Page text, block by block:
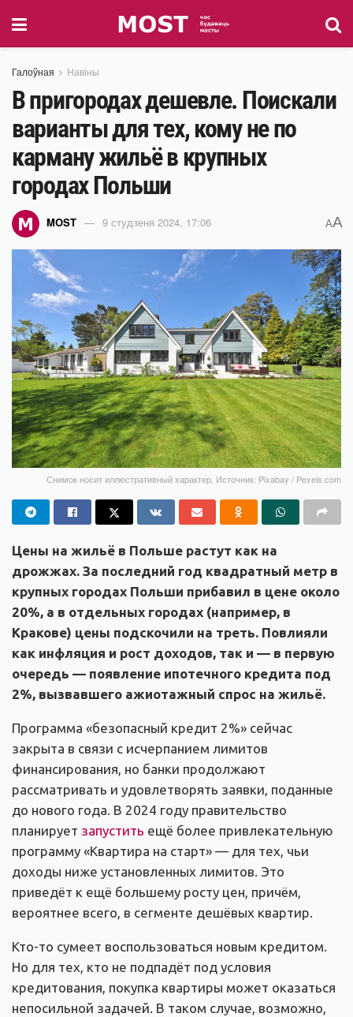
Галоўная Навіны
В пригородах дешевле. Поискали
варианты для тех, кому не по
карману жильё в крупных
городах Польши
MOST 9 студзеня 2024, 17:06 AA
Снимок носит иллюстративный характер. Источник: Pixabay / Pexels.com
Цены на жильё в Польше растут как на
дрожжах. За последний год квадратный метр в
крупных городах Польши прибавил в цене около
20%, а в отдельных городах (например, в
Кракове) цены подскочили на треть. Повлияли
как инфляция и рост доходов, так и — в первую
очередь — появление ипотечного кредита под
2%, вызвавшего ажиотажный спрос на жильё.
Программа «безопасный кредит 2%» сейчас
закрыта в связи с исчерпанием лимитов
финансирования, но банки продолжают
рассматривать и удовлетворять заявки, поданные
до нового года. В 2024 году правительство
планирует запустить ещё более привлекательную
программу «Квартира на старт» — для тех, чьи
доходы ниже установленных лимитов. Это
приведёт к ещё большему росту цен, причём,
вероятнее всего, в сегменте дешёвых квартир.
Кто-то сумеет воспользоваться новым кредитом.
Но для тех, кто не подпадёт под условия
кредитования, покупка квартиры может оказаться
непосильной задачей. В таком случае, возможно,